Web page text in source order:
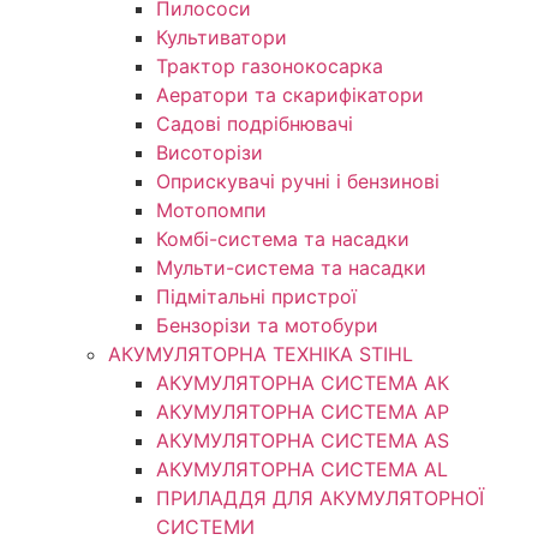
Пилососи
Культиватори
Трактор газонокосарка
Аератори та скарифікатори
Садові подрібнювачі
Висоторізи
Оприскувачі ручні і бензинові
Мотопомпи
Комбі-система та насадки
Мульти-система та насадки
Підмітальні пристрої
Бензорізи та мотобури
АКУМУЛЯТОРНА ТЕХНІКА STIHL
АКУМУЛЯТОРНА СИСТЕМА АК
АКУМУЛЯТОРНА СИСТЕМА АР
АКУМУЛЯТОРНА СИСТЕМА AS
АКУМУЛЯТОРНА СИСТЕМА AL
ПРИЛАДДЯ ДЛЯ АКУМУЛЯТОРНОЇ
СИСТЕМИ